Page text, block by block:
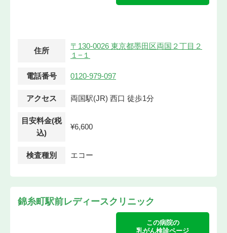
住所
〒130-0026 東京都墨田区両国２丁目２
１−１
電話番号 0120-979-097
アクセス 両国駅(JR) 西口 徒歩1分
目安料金(税
込)
¥6,600
検査種別 エコー
錦糸町駅前レディースクリニック
この病院の
乳がん検診ページ